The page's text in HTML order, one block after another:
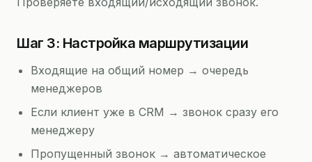
Шаг 3: Настройка маршрутизации
Входящие на общий номер → очередь
менеджеров
Если клиент уже в CRM → звонок сразу его
менеджеру
Пропущенный звонок → автоматическое